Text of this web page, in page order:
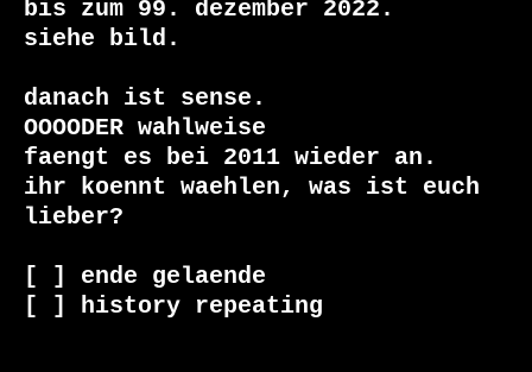
bis zum 99. dezember 2022.
siehe bild.
danach ist sense.
OOOODER wahlweise
faengt es bei 2011 wieder an.
ihr koennt waehlen, was ist euch
lieber?
[ ] ende gelaende
[ ] history repeating